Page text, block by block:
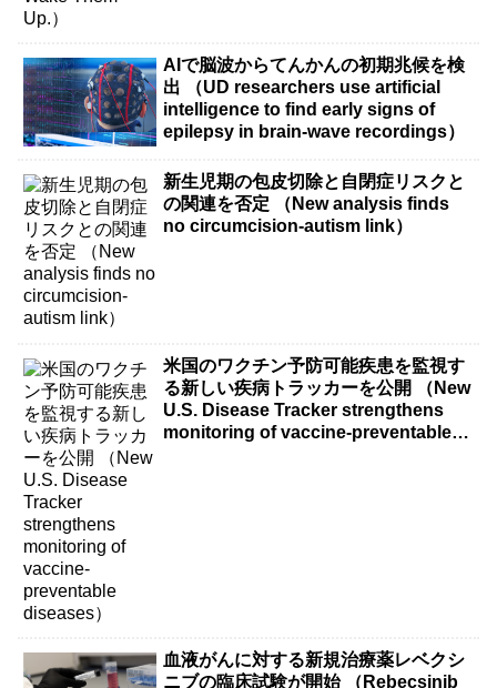
AIで脳波からてんかんの初期兆候を検
出 （UD researchers use artificial
intelligence to find early signs of
epilepsy in brain-wave recordings）
新生児期の包皮切除と自閉症リスクと
の関連を否定 （New analysis finds
no circumcision-autism link）
米国のワクチン予防可能疾患を監視す
る新しい疾病トラッカーを公開 （New
U.S. Disease Tracker strengthens
monitoring of vaccine-preventable
血液がんに対する新規治療薬レベクシ
ニブの臨床試験が開始 （Rebecsinib